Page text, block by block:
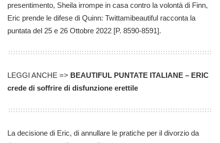
presentimento, Sheila irrompe in casa contro la volontà di Finn,
Eric prende le difese di Quinn: Twittamibeautiful racconta la
puntata del 25 e 26 Ottobre 2022 [P. 8590-8591].
LEGGI ANCHE => BEAUTIFUL PUNTATE ITALIANE – ERIC
crede di soffrire di disfunzione erettile
La decisione di Eric, di annullare le pratiche per il divorzio da